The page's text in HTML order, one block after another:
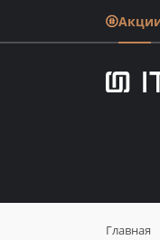
Главная